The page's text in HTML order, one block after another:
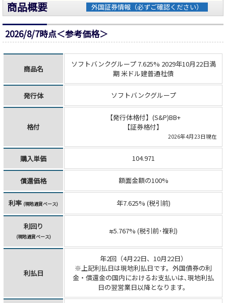
商品概要 外国証券情報（必ずご確認ください）
2026/8/7時点＜参考価格＞
商品名
ソフトバンクグループ 7.625% 2029年10月22日満
期 米ドル建普通社債
発行体 ソフトバンクグループ
格付
【発行体格付】(S&P)BB+
【証券格付】
2026年4月23日現在
購入単価 104.971
償還価格 額面金額の100%
利率 (現地通貨ベース) 年7.625% (税引前)
利回り
(現地通貨ベース)
年5.767% (税引前･複利)
利払日
年2回（4月22日、10月22日）
※上記利払日は現地利払日です。外国債券の利
金・償還金の国内におけるお支払いは､現地利払
日の翌営業日以降となります。